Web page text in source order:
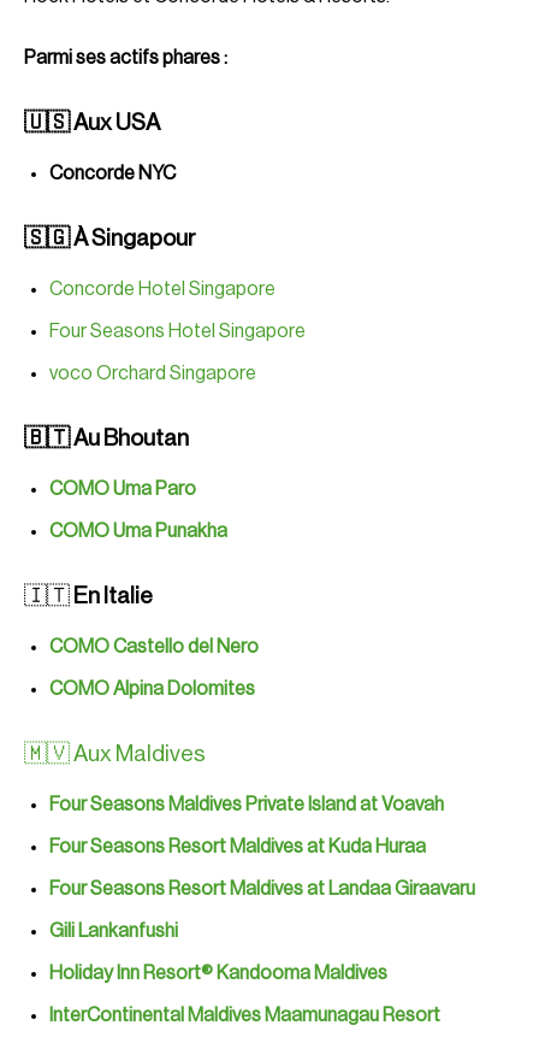
Parmi ses actifs phares :
🇺🇸 Aux USA
Concorde NYC
🇸🇬 À Singapour
Concorde Hotel Singapore
Four Seasons Hotel Singapore
voco Orchard Singapore
🇧🇹 Au Bhoutan
COMO Uma Paro
COMO Uma Punakha
🇮🇹 En Italie
COMO Castello del Nero
COMO Alpina Dolomites
🇲🇻 Aux Maldives
Four Seasons Maldives Private Island at Voavah
Four Seasons Resort Maldives at Kuda Huraa
Four Seasons Resort Maldives at Landaa Giraavaru
Gili Lankanfushi
Holiday Inn Resort® Kandooma Maldives
InterContinental Maldives Maamunagau Resort